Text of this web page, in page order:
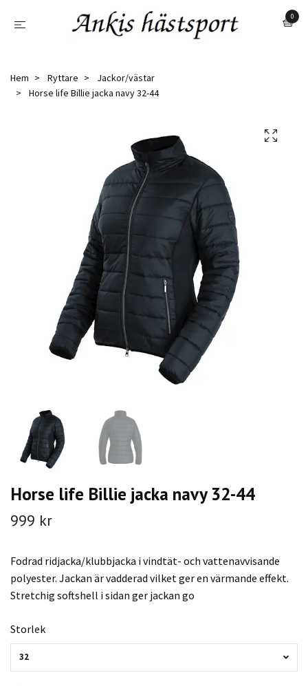
0
Hem Ryttare
Jackor/västar
Horse life Billie jacka navy 32-44
Horse life Billie jacka navy 32-44
999 kr
Fodrad ridjacka/klubbjacka i vindtät- och vattenavvisande
polyester. Jackan är vadderad vilket ger en värmande effekt.
Stretchig softshell i sidan ger jackan go
Storlek
32